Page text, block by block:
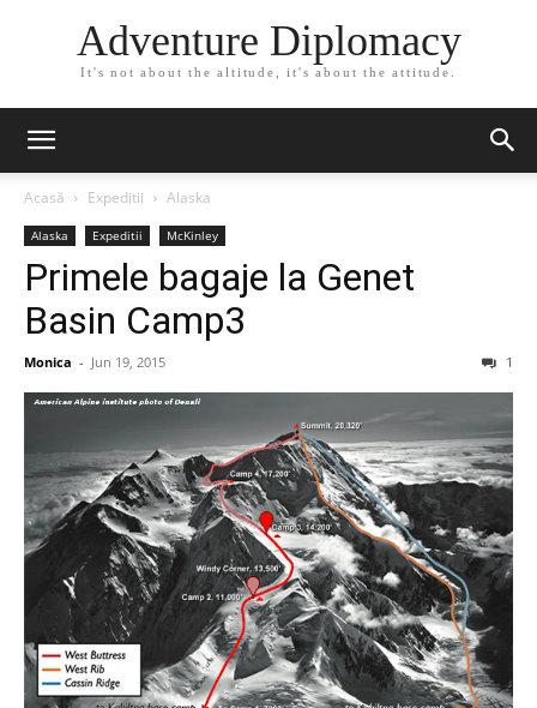
Adventure Diplomacy
It's not about the altitude, it's about the attitude.
Acasă Expeditii Alaska
Alaska Expeditii McKinley
Primele bagaje la Genet
Basin Camp3
Monica - Jun 19, 2015 1